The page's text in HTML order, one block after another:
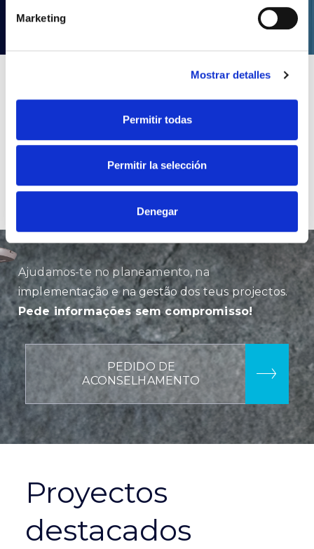
Marketing
Mostrar detalles
Permitir todas
Permitir la selección
Denegar
Ajudamos-te no planeamento, na
implementação e na gestão dos teus projectos.
Pede informações sem compromisso!
PEDIDO DE
ACONSELHAMENTO
Proyectos
destacados